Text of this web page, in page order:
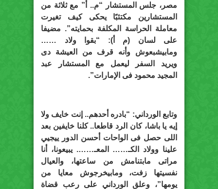
مصر، جلس المستشار “م.. أ” مع ثلاثة من
المستشارين مكتئبًا يحكى كيف تغيرت
معاملة الحراسة المكلفة بحمايته”. مضيفا
على لسان (م أ): “بقوا ولاد ……
ومابيشبعوش وأنه قرف من العيشة دى
ويريد السفر ليعمل مع المستشار عبد
المجيد محمود فى الإمارات”.
وتابع الورداني: “بادره أحدهم.. إنت خايف ولا
إيه يا باشا، كان الرد قاطعا.. كلنا خايفين بعد
اللى حصل فى الواحات أحسن الدور ييجيي
علينا وولاد الكـ…… المعـ……. يبيعونا، أنا
مراتى مابتنامش من ساعتها، والعيال
نفسيتها زفت، ومابيخرجوش معايا من
يومها”، وعلق الورداني على رعب قضاة